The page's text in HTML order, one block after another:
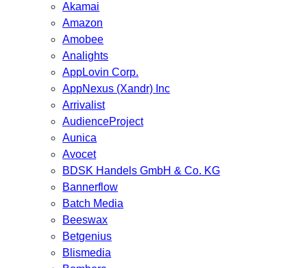
Akamai
Amazon
Amobee
Analights
AppLovin Corp.
AppNexus (Xandr) Inc
Arrivalist
AudienceProject
Aunica
Avocet
BDSK Handels GmbH & Co. KG
Bannerflow
Batch Media
Beeswax
Betgenius
Blismedia